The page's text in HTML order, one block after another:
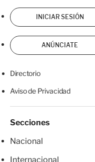
INICIAR SESIÓN
ANÚNCIATE
Directorio
Aviso de Privacidad
Secciones
Nacional
Internacional